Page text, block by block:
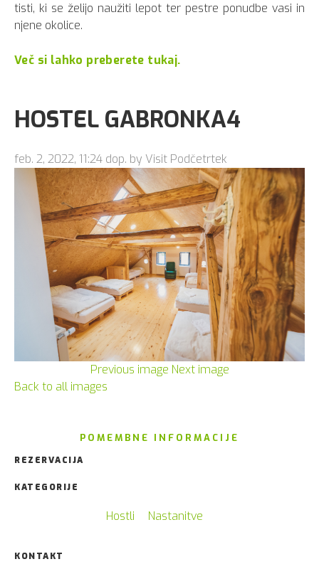
tisti, ki se želijo naužiti lepot ter pestre ponudbe vasi in
njene okolice.
Več si lahko preberete tukaj.
HOSTEL GABRONKA4
feb. 2, 2022, 11:24 dop. by Visit Podčetrtek
Previous image Next image
Back to all images
POMEMBNE INFORMACIJE
REZERVACIJA
KATEGORIJE
Hostli Nastanitve
KONTAKT